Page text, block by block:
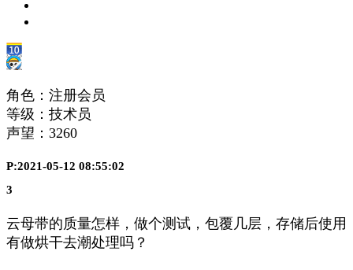
角色：注册会员
等级：技术员
声望： 3260
P:2021-05-12 08:55:02
3
云母带的质量怎样，做个测试，包覆几层，存储后使用
有做烘干去潮处理吗？